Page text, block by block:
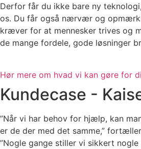
Derfor får du ikke bare ny
os. Du får også nærvær og
kræver for at mennesker trives og
de mange fordele, gode løsninger
Hør mere om hvad vi kan gøre for
Kundecase -
”Når vi har behov for hjælp, kan
er de der med det samme,”
”Nogle gange stiller vi sikkert